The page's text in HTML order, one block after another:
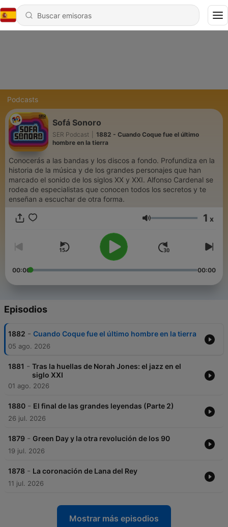
Podcasts
Sofá Sonoro
SER Podcast
1882 - Cuando Coque fue el último
hombre en la tierra
Conocerás a las bandas y los discos a fondo. Profundiza en la
historia de la música y de los grandes personajes que han
marcado el sonido de los siglos XX y XXI. Alfonso Cardenal se
rodea de especialistas que conocen todos los secretos y te
enseñan a escuchar de otra forma.
Volumen 1 x
00:00 00:00
Episodios
1882 - Cuando Coque fue el último hombre en la tierra
05 ago. 2026
1881 - Tras la huellas de Norah Jones: el jazz en el
siglo XXI
01 ago. 2026
1880 - El final de las grandes leyendas (Parte 2)
26 jul. 2026
1879 - Green Day y la otra revolución de los 90
19 jul. 2026
1878 - La coronación de Lana del Rey
11 jul. 2026
Mostrar más episodios